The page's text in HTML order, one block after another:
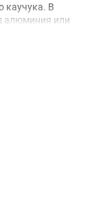
каучука. В
алюминия или
профиля,
по